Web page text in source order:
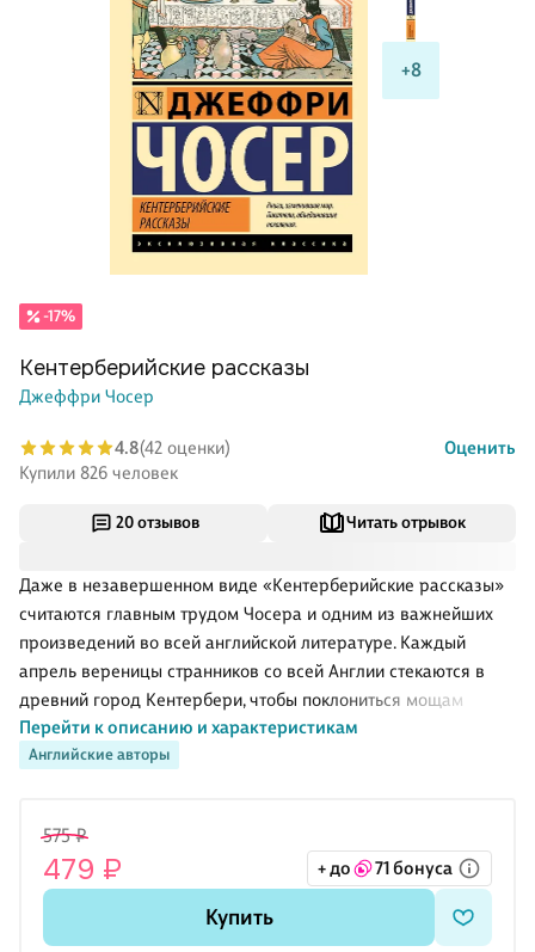
+8
20 отзывов Читать отрывок
Английские авторы
Даже в незавершенном виде «Кентерберийские рассказы»
считаются главным трудом Чосера и одним из важнейших
произведений во всей английской литературе. Каждый
апрель вереницы странников со всей Англии стекаются в
древний город Кентербери, чтобы поклониться мощам
святого Томаса Бекета. Однажды в придорожной таверне
встречаются представители самых разных слоев общества
паломничество в Кентербери и готовы скрасить тяготы пути
рассказами о дружбе и любви, о вере и предательстве, о
супружеских испытаниях и сделках с нечистой силой. Разные
по стилистике и объему, отражающие индивидуальные черты
Перейти к описанию и характеристикам
-17%
Кентерберийские рассказы
Джеффри Чосер
4.8(42 оценки)
Оценить
Купили 826 человек
575 ₽
479 ₽ + до 71 бонуса
Купить